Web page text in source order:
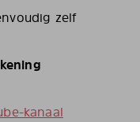
zelf
kanaal